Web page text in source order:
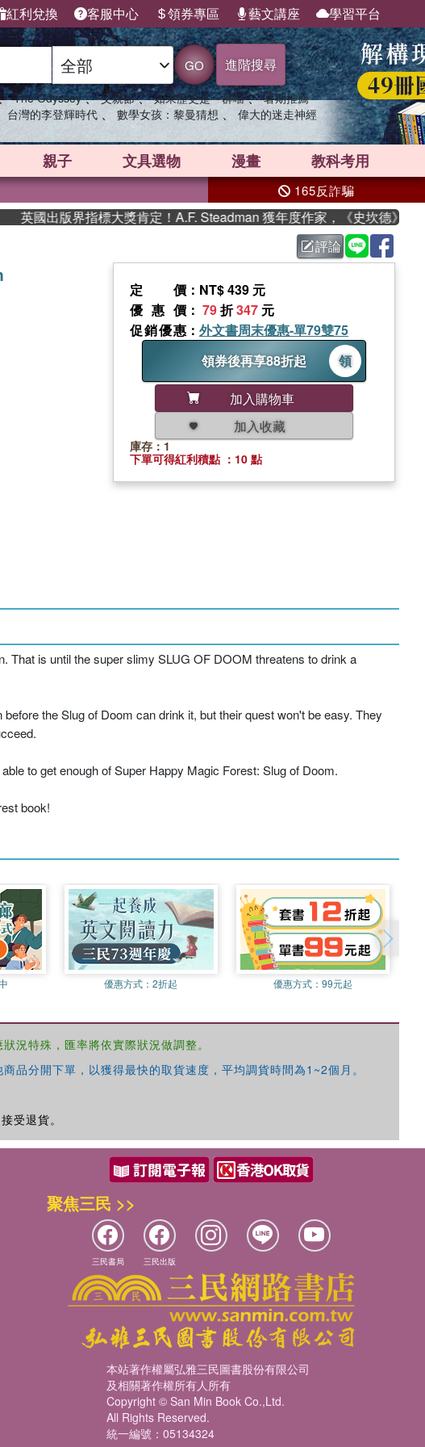
紅利兌換 客服中心 領券專區 藝文講座 學習平台
GO 進階搜尋
The Odyssey 、 父親節 、 如果歷史是一群喵 、 暑期推薦
台灣的李登輝時代 、 數學女孩：黎曼猜想 、 偉大的迷走神經
親子 文具選物 漫畫 教科考用
165反詐騙
國出版界指標大獎肯定！A.F. Steadman 獲年度作家，《史坎德》系列帶
評論
定價 ：NT$ 439 元
優惠價 ： 79折347 元
促銷優惠 ： 外文書周末優惠-單79雙75
領券後再享88折起
領
加入購物車
加入收藏
庫存：1
下單可得紅利積點 ：10 點
That is until the super slimy SLUG OF DOOM threatens to drink a
the Slug of Doom can drink it, but their quest won't be easy. They
to get enough of Super Happy Magic Forest: Slug of Doom.
book!
優惠方式：2折起 優惠方式：99元起
況特殊，匯率將依實際狀況做調整。
品分開下單，以獲得最快的取貨速度，平均調貨時間為1~2個月。
受退貨。
聚焦三民 >>
三民書局 三民出版
本站著作權屬弘雅三民圖書股份有限公司
及相關著作權所有人所有
Copyright © San Min Book Co.,Ltd.
All Rights Reserved.
統一編號：05134324